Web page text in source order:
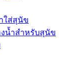
ใส่สุนัข
น้ำสำหรับสุนัข